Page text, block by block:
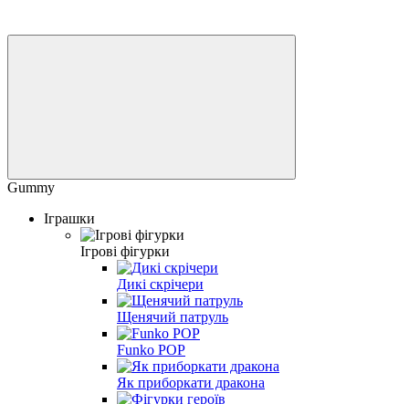
Gummy
Іграшки
Ігрові фігурки
Дикі скрічери
Щенячий патруль
Funko POP
Як приборкати дракона